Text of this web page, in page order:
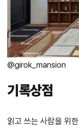
@girok_mansion
기록상점
읽고 쓰는 사람을 위